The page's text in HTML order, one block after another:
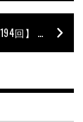
【芳垣安洋のドラム・ノーベル賞！第194回】 追悼チャーリー・ワッツ〜 Vol.2